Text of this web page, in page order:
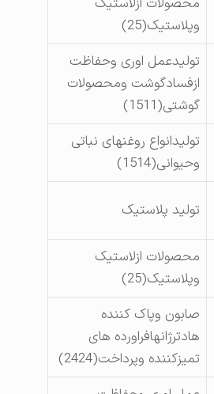
محصولات ازلاستیک
وپلاستیک(25)
تولیدعمل اوری وحفاظت
ازفسادگوشت ومحصولات
گوشتی(1511)
تولیدانواع روغنهای نباتی
وحیوانی(1514)
تولید پلاستیک
محصولات ازلاستیک
وپلاستیک(25)
صابون وپاک کننده
هادترژانهافراورده های
تمیزکننده وپرداخت(2424)